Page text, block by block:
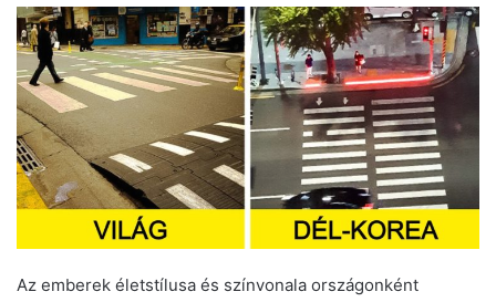
Az emberek életstílusa és színvonala országonként